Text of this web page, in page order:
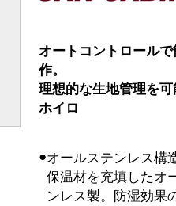
オートコントロール
作。
理想的な生地管理を可
ホイロ
●オールステンレス構
保温材を充填したオ
ンレス製。防湿効果